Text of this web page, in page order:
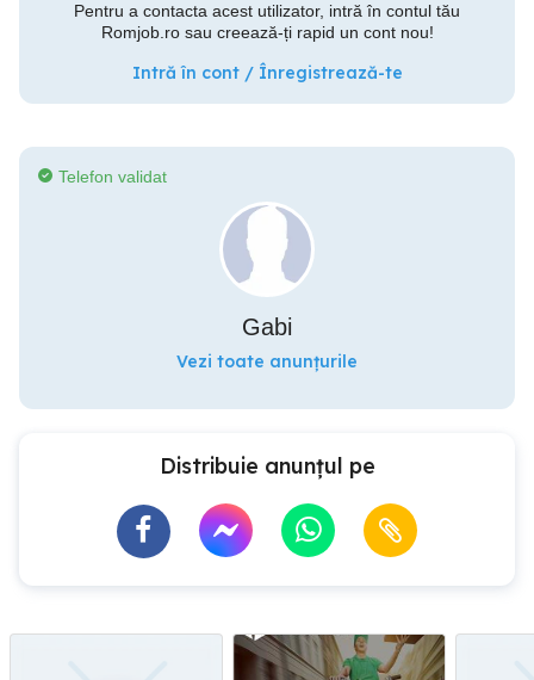
Pentru a contacta acest utilizator, intră în contul tău
Romjob.ro sau creează-ți rapid un cont nou!
Intră în cont / Înregistrează-te
Telefon validat
Gabi
Vezi toate anunțurile
Distribuie anunțul pe